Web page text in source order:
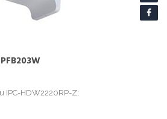
IPC-HDW2220RP-Z;